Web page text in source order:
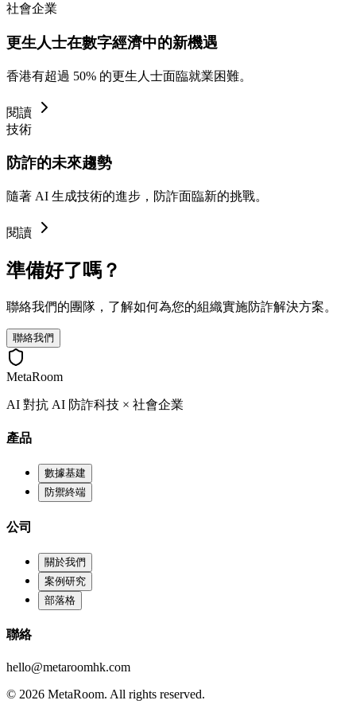
社會企業
更生人士在數字經濟中的新機遇
香港有超過 50% 的更生人士面臨就業困難。
閱讀
技術
防詐的未來趨勢
隨著 AI 生成技術的進步，防詐面臨新的挑戰。
閱讀
準備好了嗎？
聯絡我們的團隊，了解如何為您的組織實施防詐解決方案。
聯絡我們
MetaRoom
AI 對抗 AI 防詐科技 × 社會企業
產品
數據基建
防禦終端
公司
關於我們
案例研究
部落格
聯絡
hello@metaroomhk.com
© 2026 MetaRoom. All rights reserved.